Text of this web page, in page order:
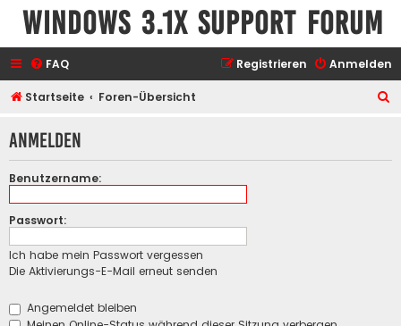
Windows 3.1x Support Forum
FAQ Anmelden
Registrieren
Startseite Foren-Übersicht
h
Anmelden
Benutzername:
Passwort:
Ich habe mein Passwort vergessen
Die Aktivierungs-E-Mail erneut senden
Angemeldet bleiben